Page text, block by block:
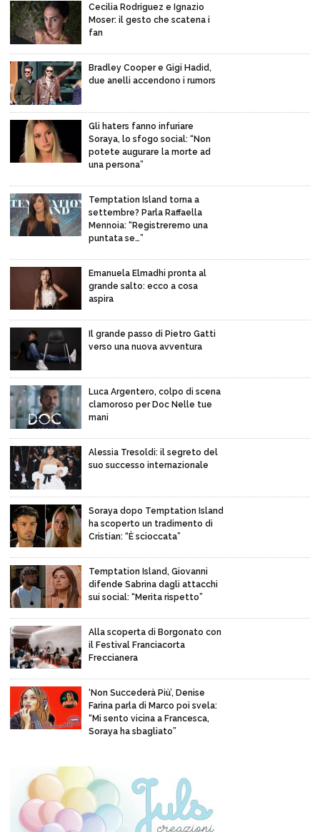
Cecilia Rodriguez e Ignazio
Moser: il gesto che scatena i
fan
Bradley Cooper e Gigi Hadid,
due anelli accendono i rumors
Gli haters fanno infuriare
Soraya, lo sfogo social: “Non
potete augurare la morte ad
una persona”
Temptation Island torna a
settembre? Parla Raffaella
Mennoia: “Registreremo una
puntata se…”
Emanuela Elmadhi pronta al
grande salto: ecco a cosa
aspira
Il grande passo di Pietro Gatti
verso una nuova avventura
Luca Argentero, colpo di scena
clamoroso per Doc Nelle tue
mani
Alessia Tresoldi: il segreto del
suo successo internazionale
Soraya dopo Temptation Island
ha scoperto un tradimento di
Cristian: “È scioccata”
Temptation Island, Giovanni
difende Sabrina dagli attacchi
sui social: “Merita rispetto”
Alla scoperta di Borgonato con
il Festival Franciacorta
Freccianera
‘Non Succederà Più’, Denise
Farina parla di Marco poi svela:
“Mi sento vicina a Francesca,
Soraya ha sbagliato”